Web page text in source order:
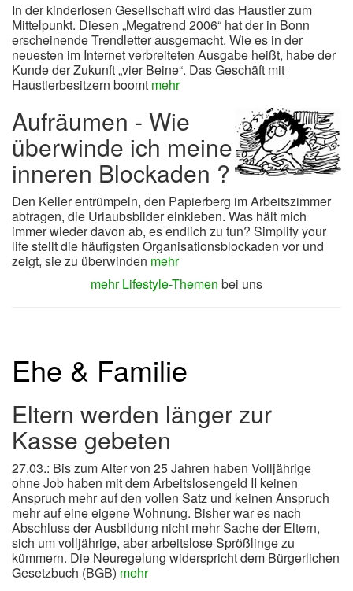
In der kinderlosen Gesellschaft wird das Haustier zum
Mittelpunkt. Diesen „Megatrend 2006“ hat der in Bonn
erscheinende Trendletter ausgemacht. Wie es in der
neuesten im Internet verbreiteten Ausgabe heißt, habe der
Kunde der Zukunft „vier Beine“. Das Geschäft mit
Haustierbesitzern boomt mehr
Aufräumen - Wie
überwinde ich meine
inneren Blockaden ?
Den Keller entrümpeln, den Papierberg im Arbeitszimmer
abtragen, die Urlaubsbilder einkleben. Was hält mich
immer wieder davon ab, es endlich zu tun? Simplify your
life stellt die häufigsten Organisationsblockaden vor und
zeigt, sie zu überwinden mehr
mehr Lifestyle-Themen bei uns
Ehe & Familie
Eltern werden länger zur
Kasse gebeten
27.03.: Bis zum Alter von 25 Jahren haben Volljährige
ohne Job haben mit dem Arbeitslosengeld II keinen
Anspruch mehr auf den vollen Satz und keinen Anspruch
mehr auf eine eigene Wohnung. Bisher war es nach
Abschluss der Ausbildung nicht mehr Sache der Eltern,
sich um volljährige, aber arbeitslose Sprößlinge zu
kümmern. Die Neuregelung widerspricht dem Bürgerlichen
Gesetzbuch (BGB) mehr